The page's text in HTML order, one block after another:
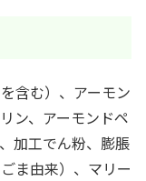
含む）、アーモン
ン、アーモンドペ
加工でん粉、膨脹
ま由来）、マリー